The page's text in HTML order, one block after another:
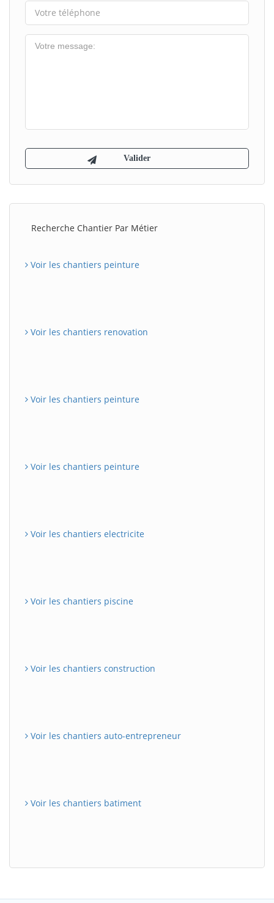
Recherche Chantier Par Métier
Voir les chantiers peinture
Voir les chantiers renovation
Voir les chantiers peinture
Voir les chantiers peinture
Voir les chantiers electricite
Voir les chantiers piscine
Voir les chantiers construction
Voir les chantiers auto-entrepreneur
Voir les chantiers batiment